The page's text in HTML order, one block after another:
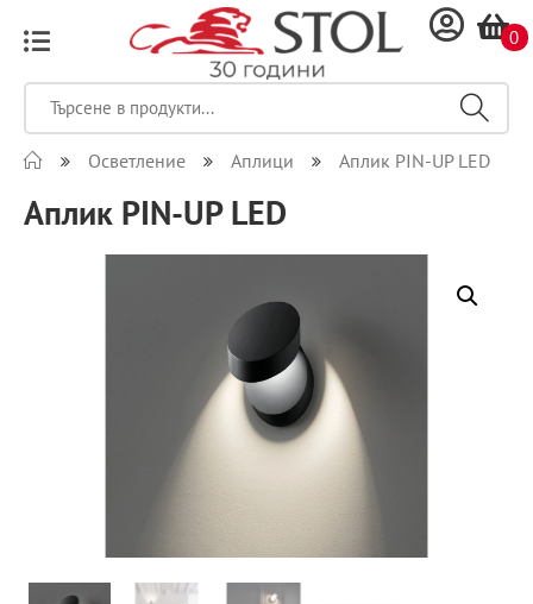
0
Осветление Аплици Аплик PIN-UP LED
Аплик PIN-UP LED